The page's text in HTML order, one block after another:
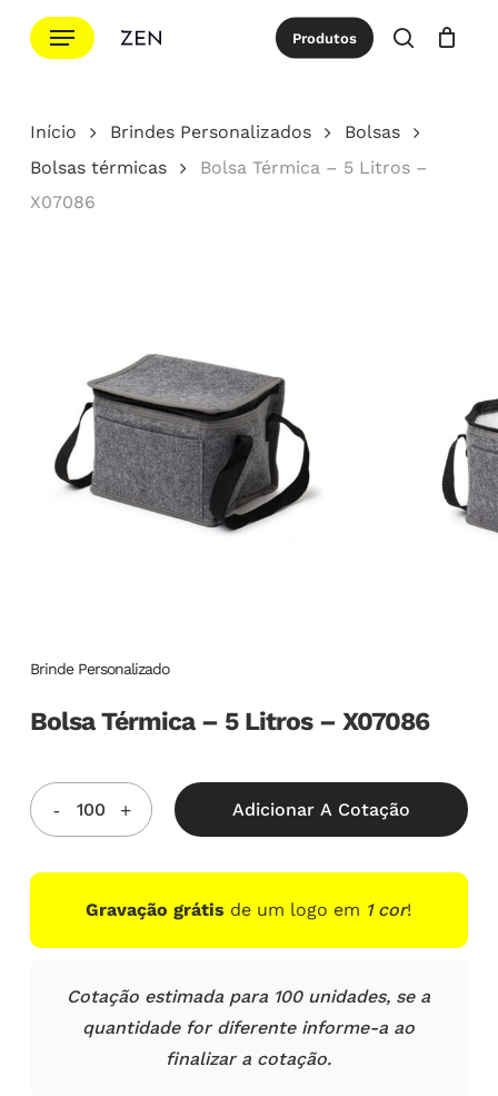
para
principal
Menu Produtos
procurar
Cotação Close
Início Brindes Personalizados
Bolsas
Bolsas térmicas
Bolsa Térmica – 5 Litros –
X07086
Brinde Personalizado
Bolsa Térmica – 5 Litros – X07086
Adicionar A Cotação
Gravação grátis de um logo em 1 cor!
Cotação estimada para 100 unidades, se a
quantidade for diferente informe-a ao
finalizar a cotação.